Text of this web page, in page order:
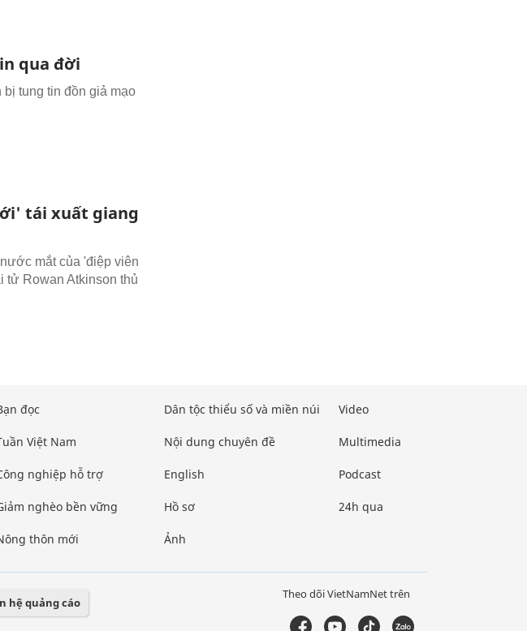
qua đời
tung tin đồn giả mạo
tái xuất giang
mắt của 'điệp viên
tử Rowan Atkinson thủ
đọc
Việt Nam
nghiệp hỗ trợ
nghèo bền vững
thôn mới
Dân tộc thiểu số và miền núi
Nội dung chuyên đề
English
Hồ sơ
Ảnh
Video
Multimedia
Podcast
24h qua
hệ quảng cáo
Theo dõi VietNamNet trên